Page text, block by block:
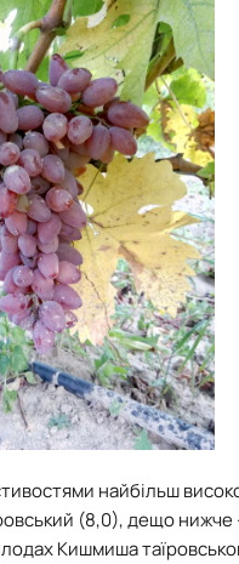
найбільш
(8,0), дещо нижче
Кишмиша